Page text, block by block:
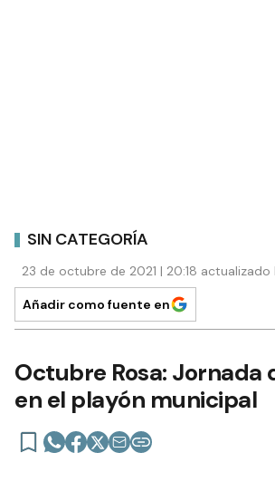
SIN CATEGORÍA
23 de octubre de 2021 | 20:18 actualizado
Añadir como fuente en
Octubre Rosa: Jornada
en el playón municipal